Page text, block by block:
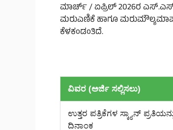
ಮಾರ್ಚ್ / ಏಪ್ರಿಲ್ 2026ರ
ಮರುಎಣಿಕೆ ಹಾಗೂ
ಕೆಳಕಂಡಂತಿದೆ.
ವಿವರ (ಅರ್ಜಿ ಸಲ್ಲಿಸಲು)
ಉತ್ತರ ಪತ್ರಿಕೆಗಳ ಸ್ಕ್ಯಾನ್
ದಿನಾಂಕ